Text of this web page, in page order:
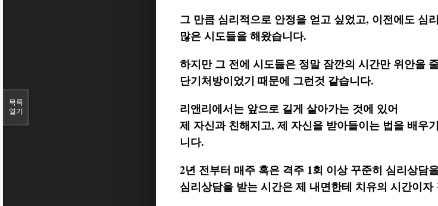
그 만큼 심리적으로 안정을 얻고 싶었고, 이전에도 심
많은 시도들을 해왔습니다.
하지만 그 전에 시도들은 정말 잠깐의 시간만 위안을
단기처방이었기 때문에 그런것 같습니다.
리앤리에서는 앞으로 길게 살아가는 것에 있어
제 자신과 친해지고, 제 자신을 받아들이는 법을 배우
니다.
2년 전부터 매주 혹은 격주 1회 이상 꾸준히 심리상담
심리상담을 받는 시간은 제 내면한테 치유의 시간이
목록
열기